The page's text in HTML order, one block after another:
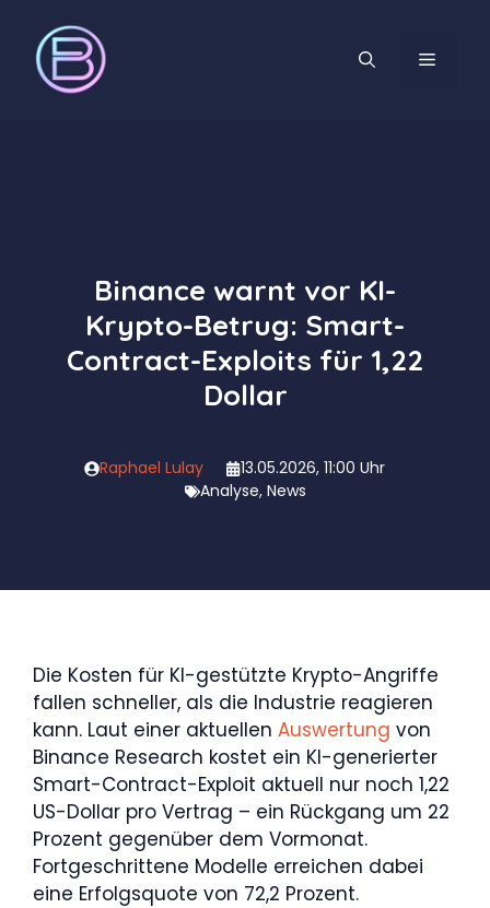
Inhalt
springen
MENÜ
Binance warnt vor KI-
Krypto-Betrug: Smart-
Contract-Exploits für 1,22
Dollar
Raphael Lulay
13.05.2026, 11:00 Uhr
Analyse, News
Die Kosten für KI-gestützte Krypto-Angriffe
fallen schneller, als die Industrie reagieren
kann. Laut einer aktuellen Auswertung von
Binance Research kostet ein KI-generierter
Smart-Contract-Exploit aktuell nur noch 1,22
US-Dollar pro Vertrag – ein Rückgang um 22
Prozent gegenüber dem Vormonat.
Fortgeschrittene Modelle erreichen dabei
eine Erfolgsquote von 72,2 Prozent.